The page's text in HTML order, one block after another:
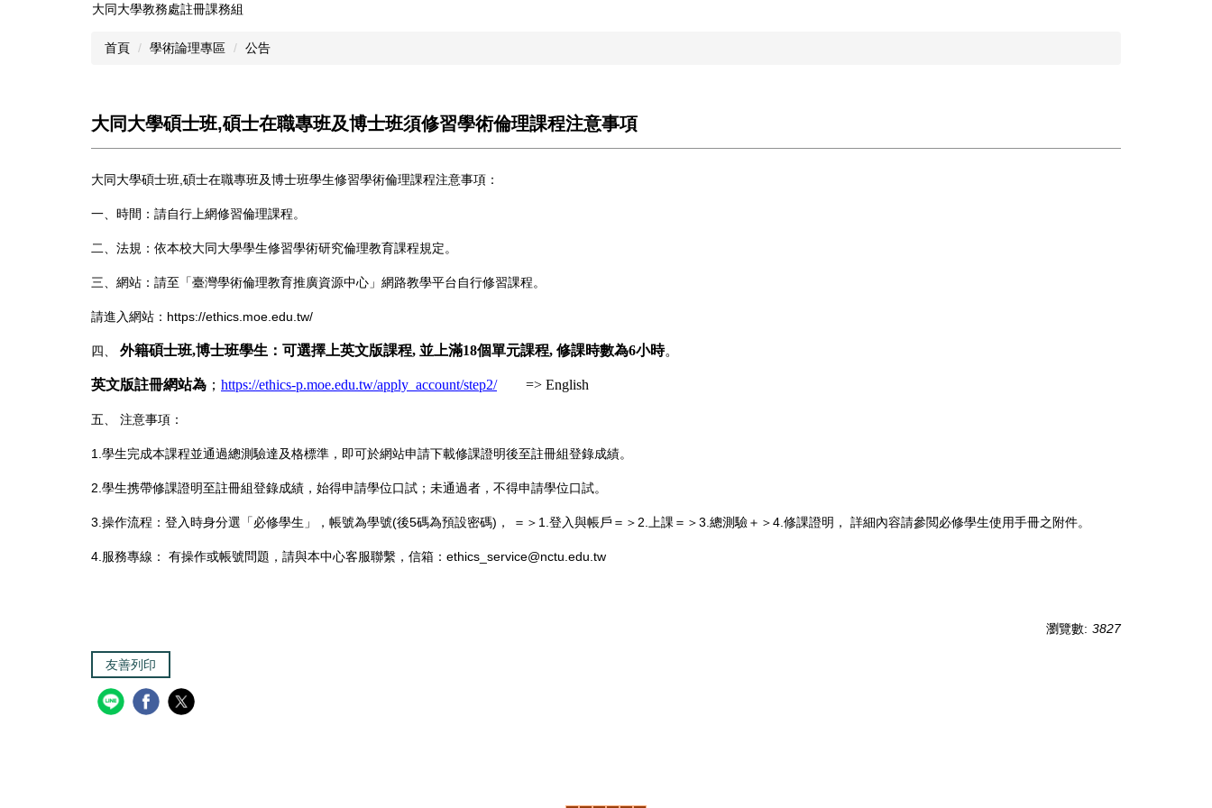
大同大學教務處註冊課務組
首頁 學術論理專區 公告
大同大學碩士班,碩士在職專班及博士班須修習學術倫理課程注意事項
大同大學碩士班,碩士在職專班及博士班學生修習學術倫理課程注意事項：
一、時間：請自行上網修習倫理課程。
二、法規：依本校大同大學學生修習學術研究倫理教育課程規定。
三、網站：請至「臺灣學術倫理教育推廣資源中心」網路教學平台自行修習課程。
請進入網站：https://ethics.moe.edu.tw/
四、 外籍碩士班,博士班學生：可選擇上英文版課程, 並上滿18個單元課程, 修課時數為6小時。
英文版註冊網站為 ； https://ethics-p.moe.edu.tw/apply_account/step2/=> English
五、 注意事項：
1.學生完成本課程並通過總測驗達及格標準，即可於網站申請下載修課證明後至註冊組登錄成績。
2.學生携帶修課證明至註冊組登錄成績，始得申請學位口試；未通過者，不得申請學位口試。
3.操作流程：登入時身分選「必修學生」，帳號為學號(後5碼為預設密碼)， ＝＞1.登入與帳戶＝＞2.上課＝＞3.總測驗＋＞4.修課證明， 詳細內容請參閲必修學生使用手冊之附件。
4.服務專線： 有操作或帳號問題，請與本中心客服聯繫，信箱：ethics_service@nctu.edu.tw
瀏覽數: 3827
友善列印